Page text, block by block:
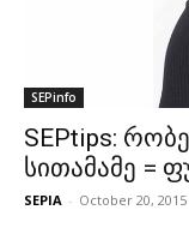
SEPinfo
SEPtips:
სითამამე =
SEPIA - October 20, 2015